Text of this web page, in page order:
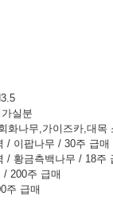
실분
화나무,가이즈카,대목
/ 이팝나무 / 30주 급매
/ 황금측백나무 / 18주
200주 급매
주 급매